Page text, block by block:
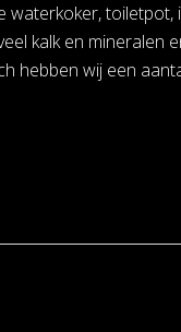
waterkoker,
kalk en mineralen
hebben wij een